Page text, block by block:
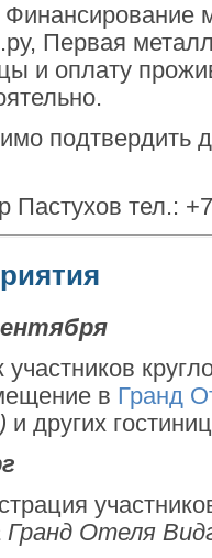
Финансирование
Первая
и оплату
подтвердить
Пастухов тел.:
в Гранд
и других
Гранд Отеля